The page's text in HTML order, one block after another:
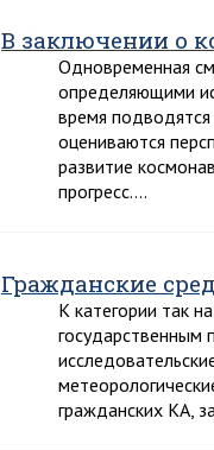
В заключении о
Одновременная
определяющими
время подводятся
оцениваются
развитие
прогресс….
Гражданские
К категории так
государственным
гражданских КА,